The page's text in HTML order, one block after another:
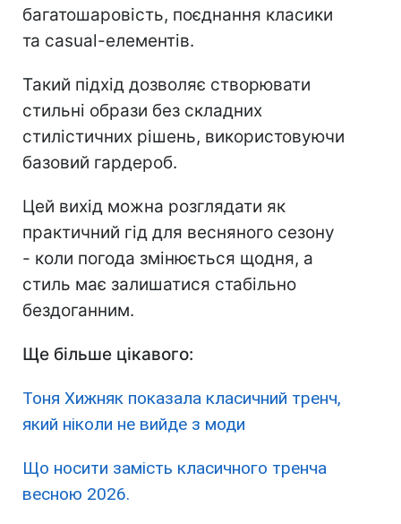
багатошаровість, поєднання класики
та casual-елементів.
Такий підхід дозволяє створювати
стильні образи без складних
стилістичних рішень, використовуючи
базовий гардероб.
Цей вихід можна розглядати як
практичний гід для весняного сезону
- коли погода змінюється щодня, а
стиль має залишатися стабільно
бездоганним.
Ще більше цікавого:
Тоня Хижняк показала класичний тренч,
який ніколи не вийде з моди
Що носити замість класичного тренча
весною 2026.